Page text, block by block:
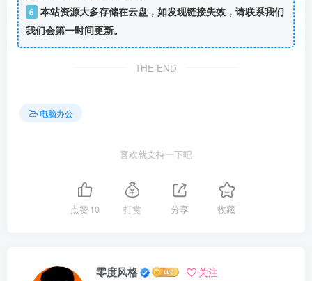
6 本站资源大多存储在云盘，如发现链接失效，请联系我们
我们会第一时间更新。
THE END
电脑办公
喜欢就支持一下吧
点赞10 打赏 分享 收藏
零度风格 关注